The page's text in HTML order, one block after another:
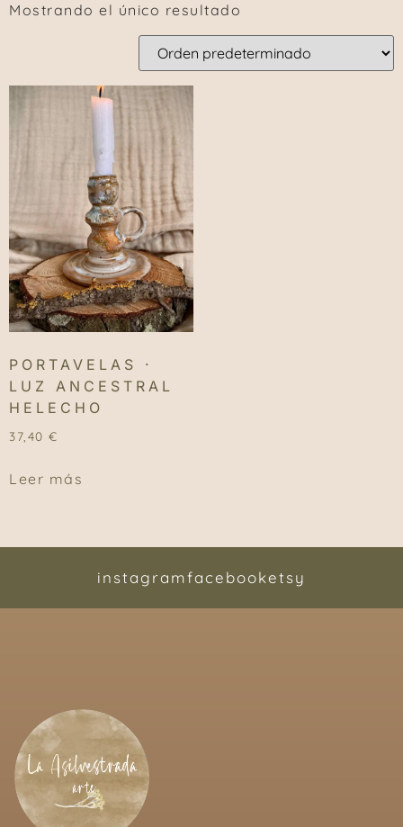
Mostrando el único resultado
PORTAVELAS ·
LUZ ANCESTRAL
HELECHO
37,40 €
Leer más
instagramfacebooketsy